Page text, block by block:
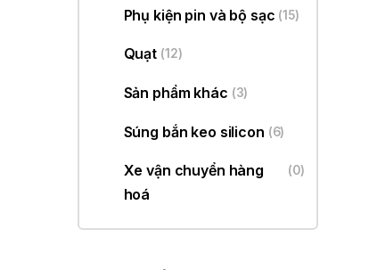
Phụ kiện pin và bộ sạc (15)
Quạt (12)
Sản phẩm khác (3)
Súng bắn keo silicon (6)
Xe vận chuyển hàng
hoá
(0)